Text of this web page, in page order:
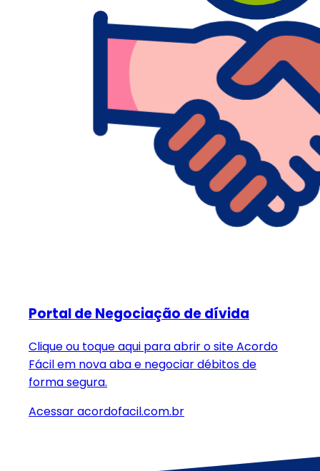
Portal de Negociação de dívida
Clique ou toque aqui para abrir o site Acordo
Fácil em nova aba e negociar débitos de
forma segura.
Acessar acordofacil.com.br